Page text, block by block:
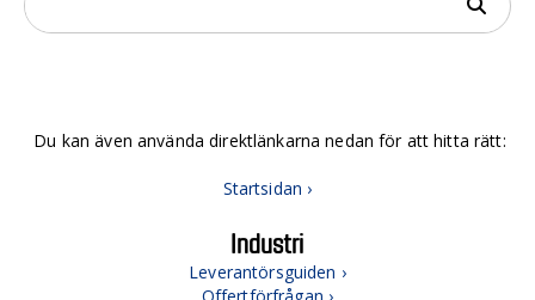
Du kan även använda direktlänkarna nedan för att hitta rätt:
Startsidan ›
Industri
Leverantörsguiden ›